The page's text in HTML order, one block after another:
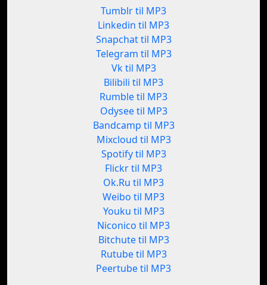
Tumblr til MP3
Linkedin til MP3
Snapchat til MP3
Telegram til MP3
Vk til MP3
Bilibili til MP3
Rumble til MP3
Odysee til MP3
Bandcamp til MP3
Mixcloud til MP3
Spotify til MP3
Flickr til MP3
Ok.Ru til MP3
Weibo til MP3
Youku til MP3
Niconico til MP3
Bitchute til MP3
Rutube til MP3
Peertube til MP3